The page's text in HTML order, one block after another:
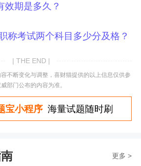
效期是多久？
称考试两个科目多少分及格？
| THE END |
不断变化与调整，喜财猫提供的以上信息仅供参
部门公布的内容为准。
宝小程序海量试题随时刷
更多 >